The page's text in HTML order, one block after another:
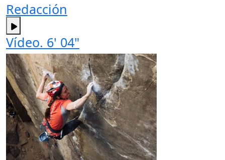
Redacción
Vídeo. 6' 04"